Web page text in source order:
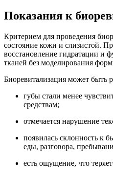
Показания к
Критерием для проведения
состояние кожи и слизистой.
восстановление гидратации и
тканей без моделирования
Биоревитализация может быть
губы стали менее
средствам;
отмечается нарушение
появилась склонность к
еды, разговора,
есть ощущение, что